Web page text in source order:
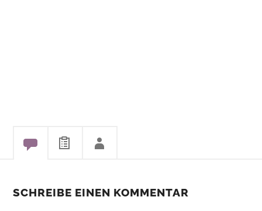
SCHREIBE EINEN KOMMENTAR